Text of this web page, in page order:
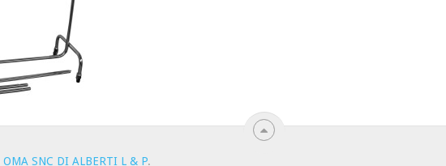
OMA SNC DI ALBERTI L & P.